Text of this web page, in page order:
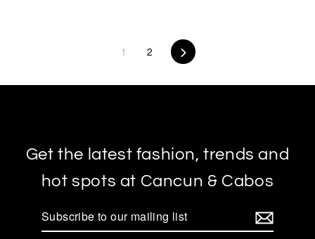
1 2 Next
Get the latest fashion, trends and
hot spots at Cancun & Cabos